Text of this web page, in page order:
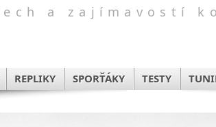
a zajímavostí
REPLIKY SPORŤÁKY TESTY